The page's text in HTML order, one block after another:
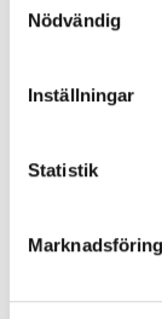
Nödvändig
Inställningar
Statistik
Marknadsföring
Okänt
Start: Onsdag
Mörbybadet
Okänt